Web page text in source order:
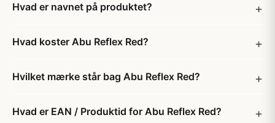
Hvad er navnet på produktet?
Hvad koster Abu Reflex Red?
Hvilket mærke står bag Abu Reflex Red?
Hvad er EAN / Produktid for Abu Reflex Red?